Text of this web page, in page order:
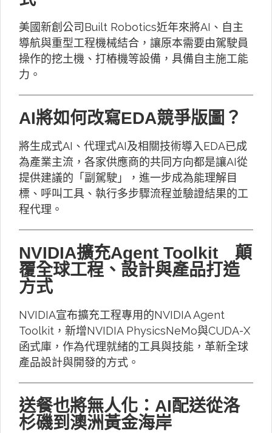
美國新創公司Built Robotics近年來將AI、自主
導航與重型工程機械結合，讓原本需要由駕駛員
操作的挖土機、打樁機等設備，具備自主施工能
力。
AI將如何改寫EDA競爭版圖？
將生成式AI、代理式AI及相關技術導入EDA已成
為產業主流，各家供應商的共同方向都是讓AI從
提供建議的「副駕駛」，進一步成為能理解目
標、呼叫工具、執行多步驟流程並驗證結果的工
程代理。
NVIDIA擴充Agent Toolkit 顛
覆全球工程、設計與產品打造
方式
NVIDIA宣布擴充工程專用的NVIDIA Agent
Toolkit，新增NVIDIA PhysicsNeMo與CUDA-X
函式庫，作為代理就緒的工具與技能，革新全球
產品設計與開發的方式。
送餐也將無人化：AI配送從洛
杉磯到澳洲黃金海岸